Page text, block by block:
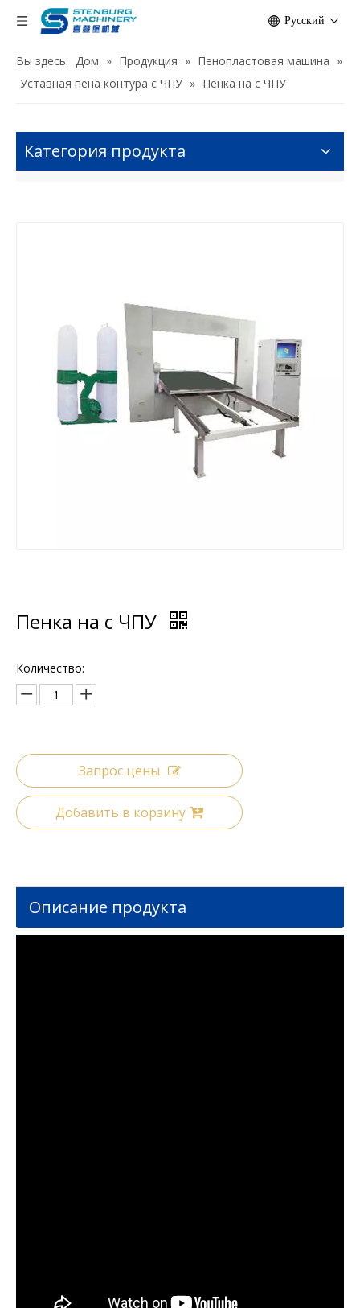
Pусский
Вы здесь: Дом » Продукция » Пенопластовая машина »
Уставная пена контура с ЧПУ » Пенка на с ЧПУ
Категория продукта
Пенка на с ЧПУ
Количество:
Запрос цены
Добавить в корзину
Описание продукта